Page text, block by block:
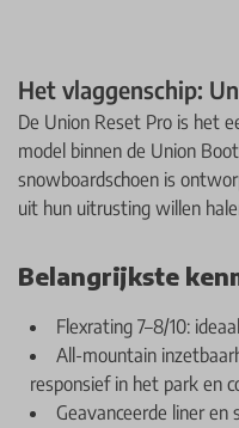
Het vlaggenschip:
De Union Reset Pro is het
model binnen de Union
snowboardschoen is
uit hun uitrusting willen
Belangrijkste
Flexrating 7–8/10:
All-mountain
responsief in het park en
Geavanceerde liner en